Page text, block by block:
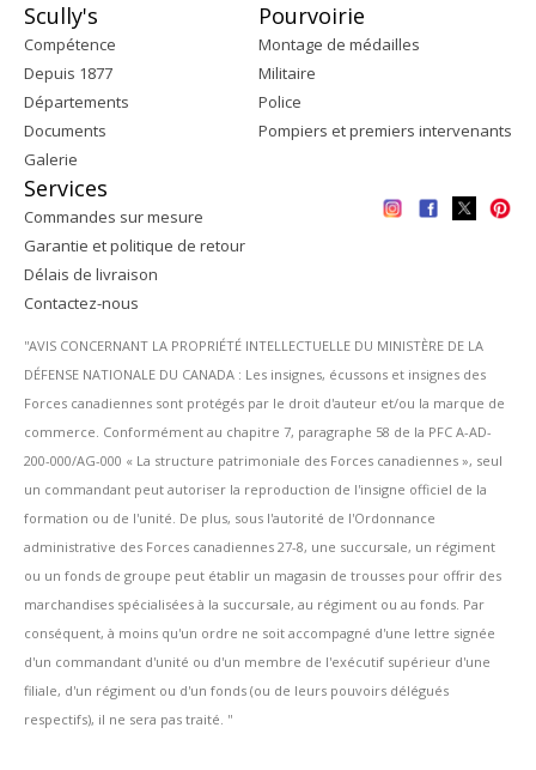
Scully's
Compétence
Depuis 1877
Départements
Documents
Galerie
Pourvoirie
Montage de médailles
Militaire
Police
Pompiers et premiers intervenants
Services
Commandes sur mesure
Garantie et politique de retour
Délais de livraison
Contactez-nous
''AVIS CONCERNANT LA PROPRIÉTÉ INTELLECTUELLE DU MINISTÈRE DE LA
DÉFENSE NATIONALE DU CANADA : Les insignes, écussons et insignes des
Forces canadiennes sont protégés par le droit d'auteur et/ou la marque de
commerce. Conformément au chapitre 7, paragraphe 58 de la PFC A-AD-
200-000/AG-000 « La structure patrimoniale des Forces canadiennes », seul
un commandant peut autoriser la reproduction de l'insigne officiel de la
formation ou de l'unité. De plus, sous l'autorité de l'Ordonnance
administrative des Forces canadiennes 27-8, une succursale, un régiment
ou un fonds de groupe peut établir un magasin de trousses pour offrir des
marchandises spécialisées à la succursale, au régiment ou au fonds. Par
conséquent, à moins qu'un ordre ne soit accompagné d'une lettre signée
d'un commandant d'unité ou d'un membre de l'exécutif supérieur d'une
filiale, d'un régiment ou d'un fonds (ou de leurs pouvoirs délégués
respectifs), il ne sera pas traité. ''